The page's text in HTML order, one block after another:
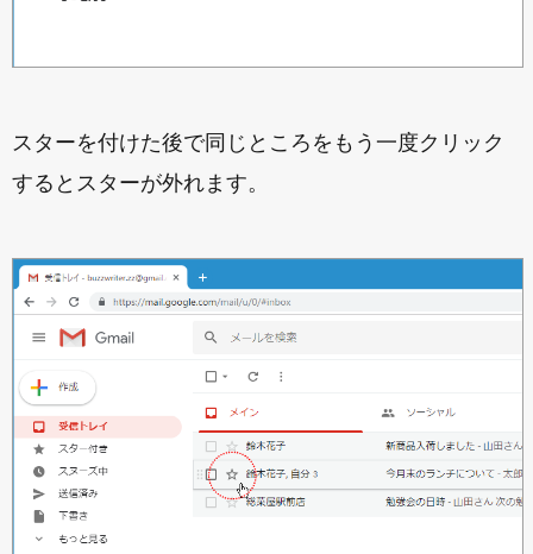
スターを付けた後で同じところをもう一度クリック
するとスターが外れます。